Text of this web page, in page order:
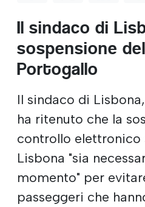
Il sindaco di
sospensione
Portogallo
Il sindaco di
ha ritenuto che la
controllo elettronico
Lisbona "sia
momento" per
passeggeri che